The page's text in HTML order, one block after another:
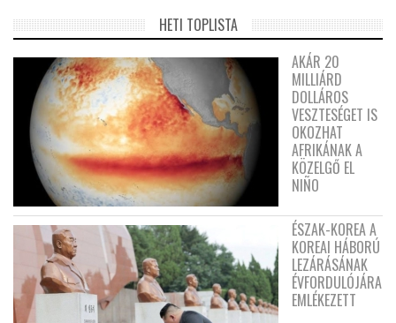
HETI TOPLISTA
AKÁR 20
MILLIÁRD
DOLLÁROS
VESZTESÉGET IS
OKOZHAT
AFRIKÁNAK A
KÖZELGŐ EL
NIÑO
ÉSZAK-KOREA A
KOREAI HÁBORÚ
LEZÁRÁSÁNAK
ÉVFORDULÓJÁRA
EMLÉKEZETT